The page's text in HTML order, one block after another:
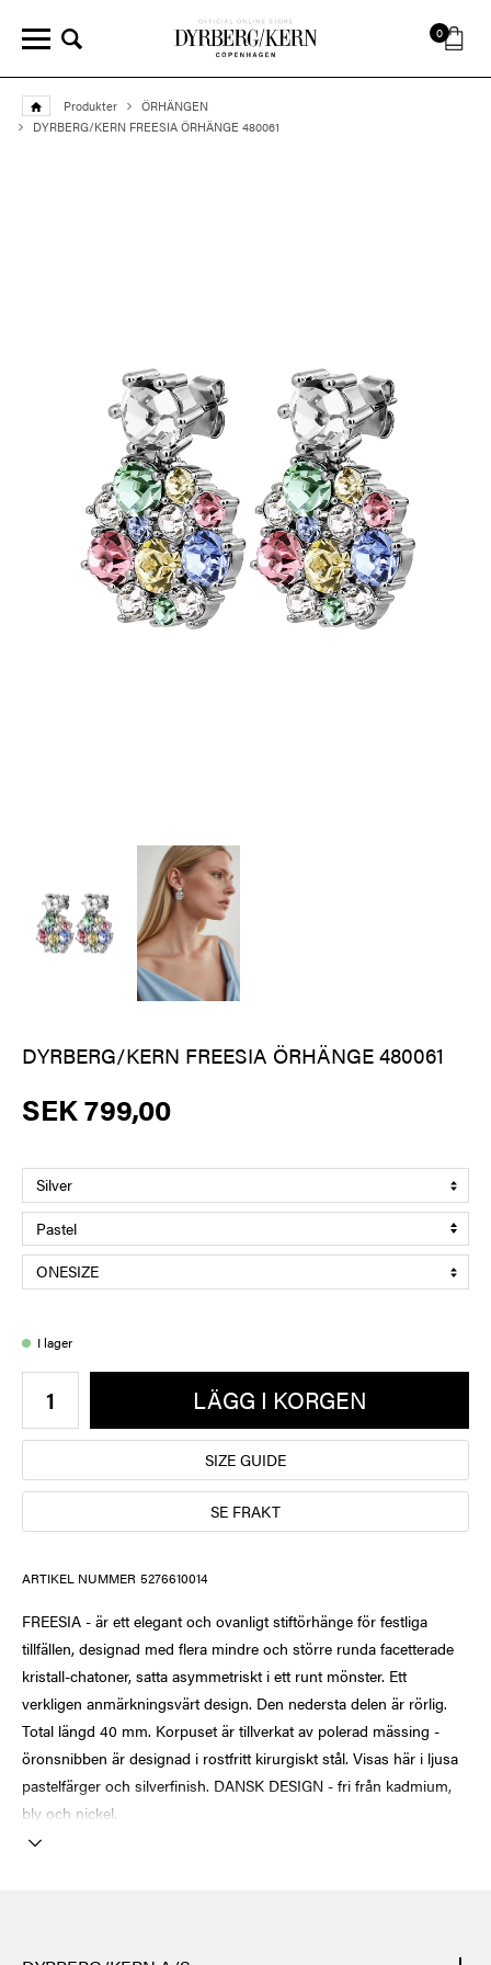
0
Produkter
ÖRHÄNGEN
DYRBERG/KERN FREESIA ÖRHÄNGE 480061
DYRBERG/KERN FREESIA ÖRHÄNGE 480061
SEK 799,00
I lager
LÄGG I KORGEN
SIZE GUIDE
SE FRAKT
ARTIKEL NUMMER 5276610014
FREESIA - är ett elegant och ovanligt stiftörhänge för festliga
tillfällen, designad med flera mindre och större runda facetterade
kristall-chatoner, satta asymmetriskt i ett runt mönster. Ett
verkligen anmärkningsvärt design. Den nedersta delen är rörlig.
Total längd 40 mm. Korpuset är tillverkat av polerad mässing -
öronsnibben är designad i rostfritt kirurgiskt stål. Visas här i ljusa
pastelfärger och silverfinish. DANSK DESIGN - fri från kadmium,
bly och nickel.